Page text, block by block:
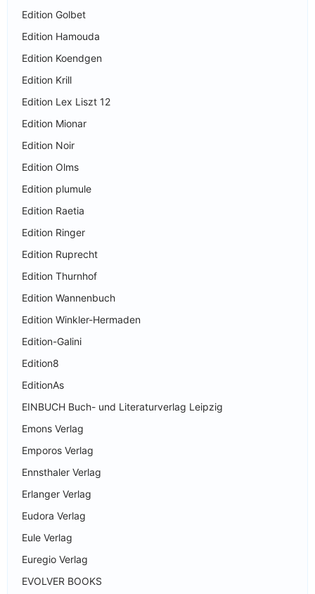
Edition Golbet
Edition Hamouda
Edition Koendgen
Edition Krill
Edition Lex Liszt 12
Edition Mionar
Edition Noir
Edition Olms
Edition plumule
Edition Raetia
Edition Ringer
Edition Ruprecht
Edition Thurnhof
Edition Wannenbuch
Edition Winkler-Hermaden
Edition-Galini
Edition8
EditionAs
EINBUCH Buch- und Literaturverlag Leipzig
Emons Verlag
Emporos Verlag
Ennsthaler Verlag
Erlanger Verlag
Eudora Verlag
Eule Verlag
Euregio Verlag
EVOLVER BOOKS